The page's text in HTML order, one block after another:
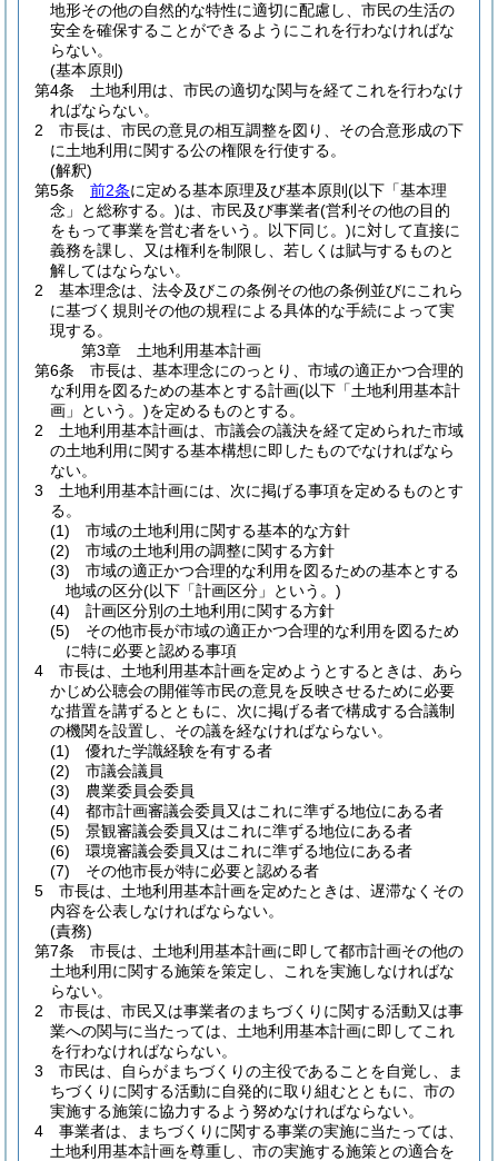
地形その他の自然的な特性に適切に配慮し、市民の生活の
安全を確保することができるようにこれを行わなければな
らない。
(基本原則)
第4条
土地利用は、市民の適切な関与を経てこれを行わなけ
ればならない。
2
市長は、市民の意見の相互調整を図り、その合意形成の下
に土地利用に関する公の権限を行使する。
(解釈)
第5条
前2条に定める基本原理及び基本原則 (以下「基本理
念」と総称する。)は、市民及び事業者(営利その他の目的
をもって事業を営む者をいう。以下同じ。)に対して直接に
義務を課し、又は権利を制限し、若しくは賦与するものと
解してはならない。
2
基本理念は、法令及びこの条例その他の条例並びにこれら
に基づく規則その他の規程による具体的な手続によって実
現する。
第3章
土地利用基本計画
第6条
市長は、基本理念にのっとり、市域の適正かつ合理的
な利用を図るための基本とする計画(以下「土地利用基本計
画」という。)を定めるものとする。
2
土地利用基本計画は、市議会の議決を経て定められた市域
の土地利用に関する基本構想に即したものでなければなら
ない。
3
土地利用基本計画には、次に掲げる事項を定めるものとす
る。
(1)
市域の土地利用に関する基本的な方針
(2)
市域の土地利用の調整に関する方針
(3)
市域の適正かつ合理的な利用を図るための基本とする
地域の区分(以下「計画区分」という。)
(4)
計画区分別の土地利用に関する方針
(5)
その他市長が市域の適正かつ合理的な利用を図るため
に特に必要と認める事項
4
市長は、土地利用基本計画を定めようとするときは、あら
かじめ公聴会の開催等市民の意見を反映させるために必要
な措置を講ずるとともに、次に掲げる者で構成する合議制
の機関を設置し、その議を経なければならない。
(1)
優れた学識経験を有する者
(2)
市議会議員
(3)
農業委員会委員
(4)
都市計画審議会委員又はこれに準ずる地位にある者
(5)
景観審議会委員又はこれに準ずる地位にある者
(6)
環境審議会委員又はこれに準ずる地位にある者
(7)
その他市長が特に必要と認める者
5
市長は、土地利用基本計画を定めたときは、遅滞なくその
内容を公表しなければならない。
(責務)
第7条
市長は、土地利用基本計画に即して都市計画その他の
土地利用に関する施策を策定し、これを実施しなければな
らない。
2
市長は、市民又は事業者のまちづくりに関する活動又は事
業への関与に当たっては、土地利用基本計画に即してこれ
を行わなければならない。
3
市民は、自らがまちづくりの主役であることを自覚し、ま
ちづくりに関する活動に自発的に取り組むとともに、市の
実施する施策に協力するよう努めなければならない。
4
事業者は、まちづくりに関する事業の実施に当たっては、
土地利用基本計画を尊重し、市の実施する施策との適合を